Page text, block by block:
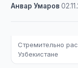
Анвар Умаров ·
Стремительно
Узбекистане